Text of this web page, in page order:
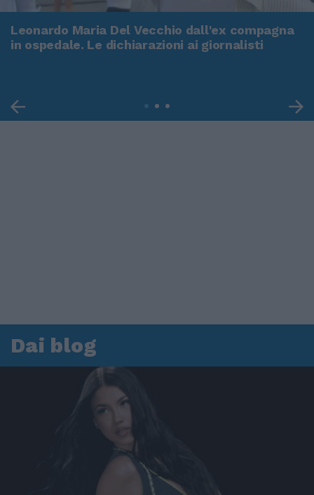
Leonardo Maria Del Vecchio dall'ex compagna
in ospedale. Le dichiarazioni ai giornalisti
Dai blog